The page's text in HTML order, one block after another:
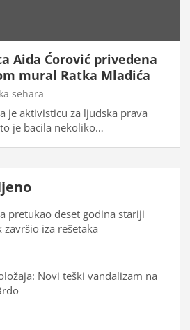
Aida Ćorović privedena
mural Ratka Mladića
sehara
je aktivisticu za ljudska prava
je bacila nekoliko…
pretukao deset godina stariji
iza rešetaka
Novi teški vandalizam na